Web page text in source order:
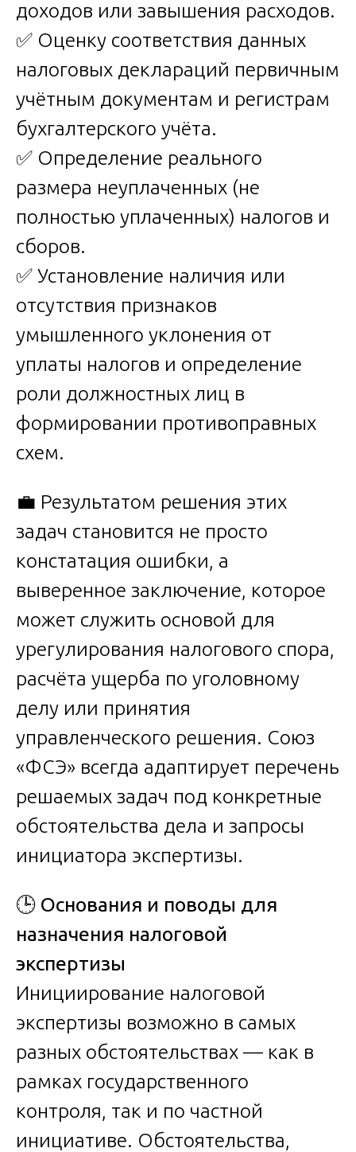
доходов или завышения расходов.
✅ Оценку соответствия данных
налоговых деклараций первичным
учётным документам и регистрам
бухгалтерского учёта.
✅ Определение реального
размера неуплаченных (не
полностью уплаченных) налогов и
сборов.
✅ Установление наличия или
отсутствия признаков
умышленного уклонения от
уплаты налогов и определение
роли должностных лиц в
формировании противоправных
схем.
💼 Результатом решения этих
задач становится не просто
констатация ошибки, а
выверенное заключение, которое
может служить основой для
урегулирования налогового спора,
расчёта ущерба по уголовному
делу или принятия
управленческого решения. Союз
«ФСЭ» всегда адаптирует перечень
решаемых задач под конкретные
обстоятельства дела и запросы
инициатора экспертизы.
🕒 Основания и поводы для
назначения налоговой
экспертизы
Инициирование налоговой
экспертизы возможно в самых
разных обстоятельствах — как в
рамках государственного
контроля, так и по частной
инициативе. Обстоятельства,